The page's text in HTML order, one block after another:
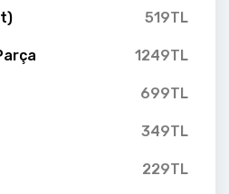
519TL
1249TL
699TL
349TL
229TL